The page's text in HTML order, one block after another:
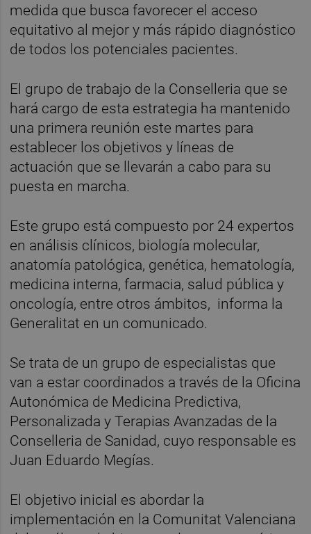
medida que busca favorecer el acceso
equitativo al mejor y más rápido diagnóstico
de todos los potenciales pacientes.
El grupo de trabajo de la Conselleria que se
hará cargo de esta estrategia ha mantenido
una primera reunión este martes para
establecer los objetivos y líneas de
actuación que se llevarán a cabo para su
puesta en marcha.
Este grupo está compuesto por 24 expertos
en análisis clínicos, biología molecular,
anatomía patológica, genética, hematología,
medicina interna, farmacia, salud pública y
oncología, entre otros ámbitos, informa la
Generalitat en un comunicado.
Se trata de un grupo de especialistas que
van a estar coordinados a través de la Oficina
Autonómica de Medicina Predictiva,
Personalizada y Terapias Avanzadas de la
Conselleria de Sanidad, cuyo responsable es
Juan Eduardo Megías.
El objetivo inicial es abordar la
implementación en la Comunitat Valenciana